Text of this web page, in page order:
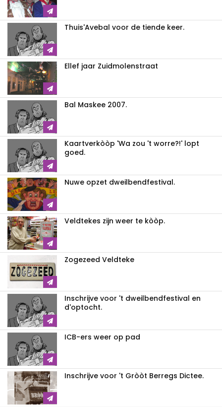
Thuis'Avebal voor de tiende keer.
Ellef jaar Zuidmolenstraat
Bal Maskee 2007.
Kaartverkòòp 'Wa zou 't worre?!' lopt
goed.
Nuwe opzet dweilbendfestival.
Veldtekes zijn weer te kòòp.
Zogezeed Veldteke
Inschrijve voor 't dweilbendfestival en
d'optocht.
ICB-ers weer op pad
Inschrijve voor 't Gròòt Berregs Dictee.